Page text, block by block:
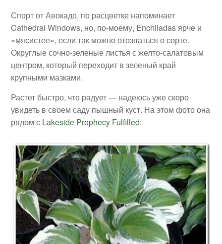
Спорт от Авокадо, по расцветке напоминает
Cathedral Windows, но, по-моему, Enchiladas ярче и
«мясистее», если так можно отозваться о сорте.
Округлые сочно-зеленые листья с желто-салатовым
центром, который переходит в зеленый край
крупными мазками.
Растет быстро, что радует — надеюсь уже скоро
увидеть в своем саду пышный куст. На этом фото она
рядом с Lakeside Prophecy Fulfilled: